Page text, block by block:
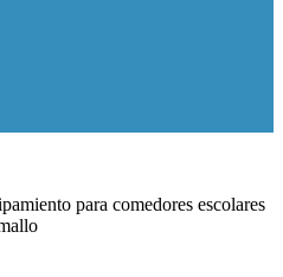
para comedores escolares